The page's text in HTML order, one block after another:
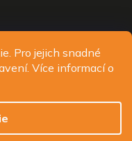
Pro jejich snadné
Více informací o
chytré hodinky a